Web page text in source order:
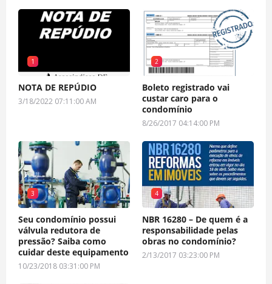
1
NOTA DE REPÚDIO
3/18/2022 07:11:00 AM
2
Boleto registrado vai
custar caro para o
condomínio
8/26/2017 04:14:00 PM
3
Seu condomínio possui
válvula redutora de
pressão? Saiba como
cuidar deste equipamento
10/23/2018 03:31:00 PM
4
NBR 16280 – De quem é a
responsabilidade pelas
obras no condomínio?
2/13/2017 03:23:00 PM